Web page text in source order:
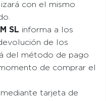
con el mismo
SL informa a los
de los
del método de pago
de comprar el
tarjeta de